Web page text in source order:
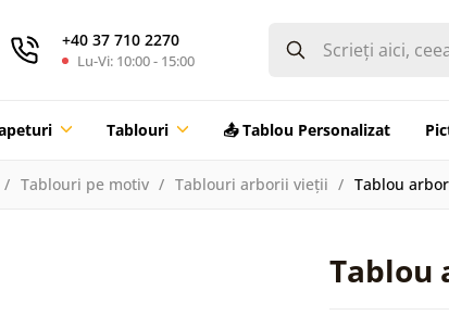
+40 37 710 2270
Lu-Vi: 10:00 - 15:00
Tablouri 📤 Tablou Personalizat
Tablouri pe motiv Tablouri arborii vieții Tablou
Tablou